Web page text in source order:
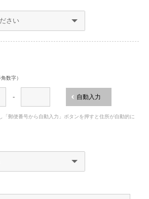
角数字）
- 自動入力
「郵便番号から自動入力」ボタンを押すと住所が自動的に